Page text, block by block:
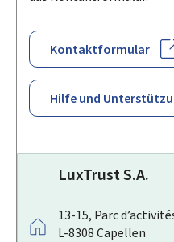
Kontaktformular
Hilfe und
LuxTrust S.A.
A
D
13-15, Parc
L-8308Capellen